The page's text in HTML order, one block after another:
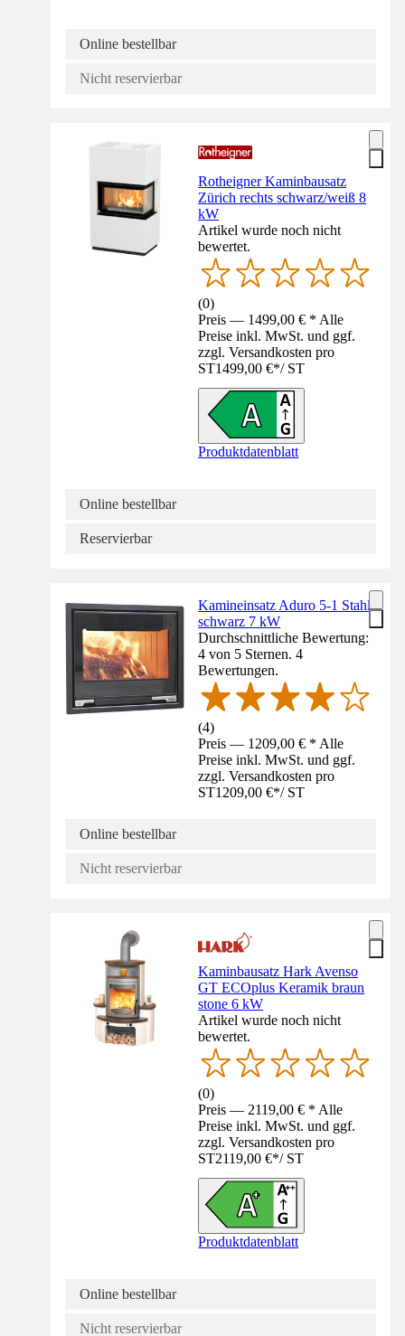
Online bestellbar
Nicht reservierbar
Rotheigner Kaminbausatz
Zürich rechts schwarz/weiß 8
kW
Artikel wurde noch nicht
bewertet.
(0)
Preis — 1499,00 € * Alle
Preise inkl. MwSt. und ggf.
zzgl. Versandkosten pro
ST1499,00 €*/ ST
Produktdatenblatt
Online bestellbar
Reservierbar
Kamineinsatz Aduro 5-1 Stahl
schwarz 7 kW
Durchschnittliche Bewertung:
4 von 5 Sternen. 4
Bewertungen.
(4)
Preis — 1209,00 € * Alle
Preise inkl. MwSt. und ggf.
zzgl. Versandkosten pro
ST1209,00 €*/ ST
Online bestellbar
Nicht reservierbar
Kaminbausatz Hark Avenso
GT ECOplus Keramik braun
stone 6 kW
Artikel wurde noch nicht
bewertet.
(0)
Preis — 2119,00 € * Alle
Preise inkl. MwSt. und ggf.
zzgl. Versandkosten pro
ST2119,00 €*/ ST
Produktdatenblatt
Online bestellbar
Nicht reservierbar